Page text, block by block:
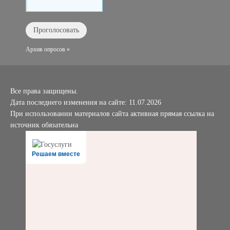
Архив опросов »
Все права защищены.
Дата последнего изменения на сайте: 11.07.2026
При использовании материалов сайта активная прямая ссылка на
источник обязательна
Решаем вместе